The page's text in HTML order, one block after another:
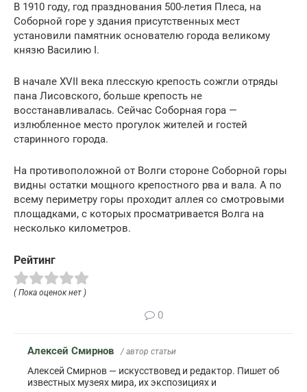
В 1910 году, год празднования 500-летия Плеса, на
Соборной горе у здания присутственных мест
установили памятник основателю города великому
князю Василию I.
В начале XVII века плесскую крепость сожгли отряды
пана Лисовского, больше крепость не
восстанавливалась. Сейчас Соборная гора —
излюбленное место прогулок жителей и гостей
старинного города.
На противоположной от Волги стороне Соборной горы
видны остатки мощного крепостного рва и вала. А по
всему периметру горы проходит аллея со смотровыми
площадками, с которых просматривается Волга на
несколько километров.
Рейтинг
( Пока оценок нет )
0
Алексей Смирнов / автор статьи
Алексей Смирнов — искусствовед и редактор. Пишет об
известных музеях мира, их экспозициях и